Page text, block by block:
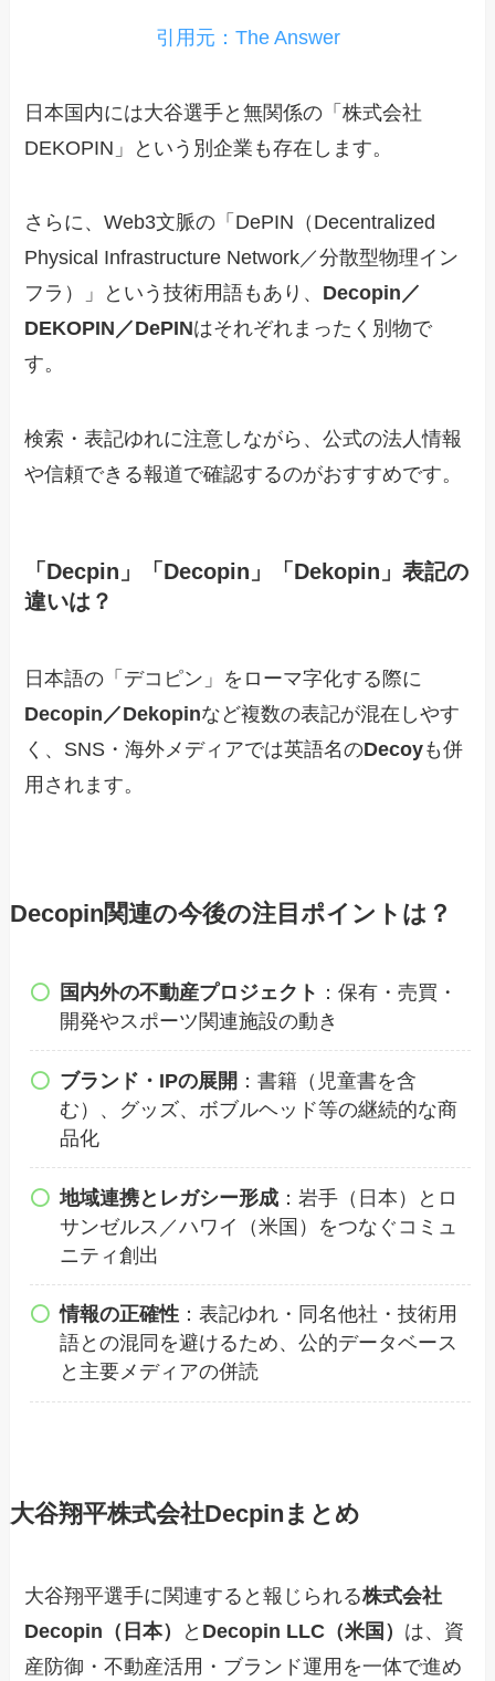
引用元：The Answer
日本国内には大谷選手と無関係の「株式会社
DEKOPIN」という別企業も存在します。
さらに、Web3文脈の「DePIN（Decentralized
Physical Infrastructure Network／分散型物理イン
フラ）」という技術用語もあり、 Decopin／
DEKOPIN／DePINはそれぞれまったく別物で
す。
検索・表記ゆれに注意しながら、公式の法人情報
や信頼できる報道で確認するのがおすすめです。
「Decpin」「Decopin」「Dekopin」表記の
違いは？
日本語の「デコピン」をローマ字化する際に
Decopin／Dekopinなど複数の表記が混在しやす
く、SNS・海外メディアでは英語名のDecoyも併
用されます。
Decopin関連の今後の注目ポイントは？
国内外の不動産プロジェクト ：保有・売買・
開発やスポーツ関連施設の動き
ブランド・IPの展開 ：書籍（児童書を含
む）、グッズ、ボブルヘッド等の継続的な商
品化
地域連携とレガシー形成：岩手（日本）とロ
サンゼルス／ハワイ（米国）をつなぐコミュ
ニティ創出
情報の正確性：表記ゆれ・同名他社・技術用
語との混同を避けるため、公的データベース
と主要メディアの併読
大谷翔平株式会社Decpinまとめ
大谷翔平選手に関連すると報じられる株式会社
Decopin（日本）
と Decopin LLC（米国） は、資
産防御・不動産活用・ブランド運用を一体で進め